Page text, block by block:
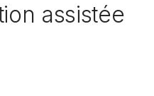
assistée